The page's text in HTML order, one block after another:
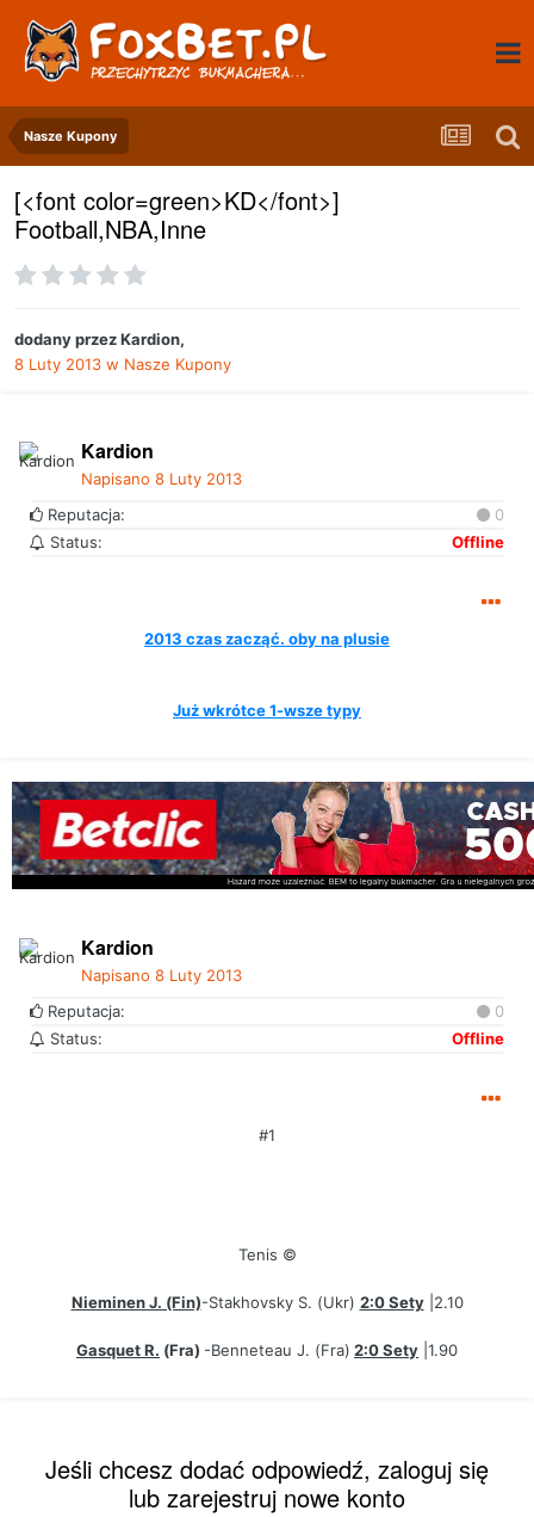
Nasze Kupony
[<font color=green>KD</font>]
Football,NBA,Inne
dodany przezKardion,
8 Luty 2013 w Nasze Kupony
Kardion
Napisano 8 Luty 2013
Reputacja:
0
Status:
Offline
2013 czas zacząć. oby na plusie
Już wkrótce 1-wsze typy
Kardion
Napisano 8 Luty 2013
Reputacja:
0
Status:
Offline
#1
Tenis ©
Nieminen J. (Fin)-Stakhovsky S. (Ukr) 2:0 Sety|2.10
Gasquet R. (Fra) -Benneteau J. (Fra) 2:0 Sety |1.90
Jeśli chcesz dodać odpowiedź, zaloguj się
lub zarejestruj nowe konto